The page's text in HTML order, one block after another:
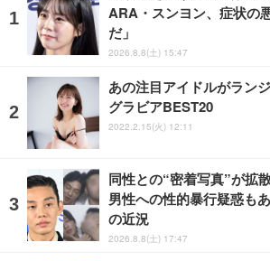
ARA・スンヨン、症状の
だ」
2026.8.8(土) 15:47
あの注目アイドルがラン
グラビアBEST20
2022.2.15(火) 12:11
同性との“密着写真”が拡
男性への性的暴行疑惑も
の近況
2026.8.8(土) 17:47